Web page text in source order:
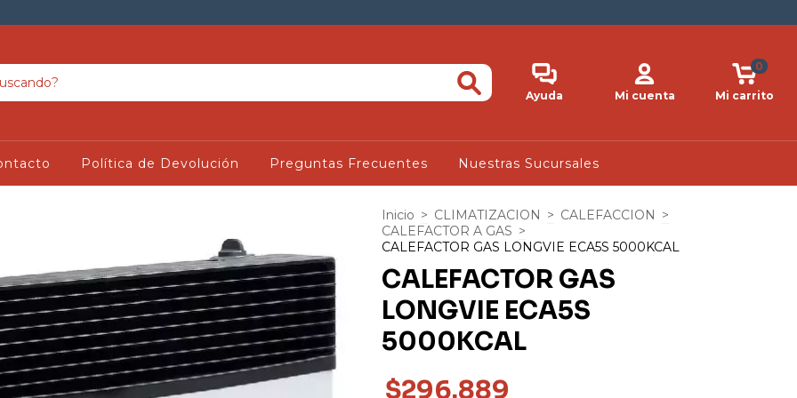
Ayuda Mi cuenta Mi carrito
0
Política de Devolución Preguntas Frecuentes Nuestras Sucursales
Inicio > CLIMATIZACION > CALEFACCION >
CALEFACTOR A GAS >
CALEFACTOR GAS LONGVIE ECA5S 5000KCAL
CALEFACTOR GAS
LONGVIE ECA5S
5000KCAL
$296.889